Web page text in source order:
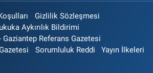
Gizlilik Sözleşmesi
Aykırılık Bildirimi
Referans Gazetesi
Sorumluluk Reddi Yayın İlkeleri